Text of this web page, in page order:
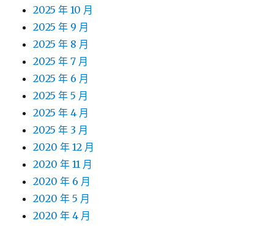
2025 年 10 月
2025 年 9 月
2025 年 8 月
2025 年 7 月
2025 年 6 月
2025 年 5 月
2025 年 4 月
2025 年 3 月
2020 年 12 月
2020 年 11 月
2020 年 6 月
2020 年 5 月
2020 年 4 月